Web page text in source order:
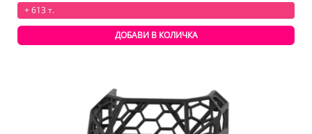
+ 613 т.
ДОБАВИ В КОЛИЧКА